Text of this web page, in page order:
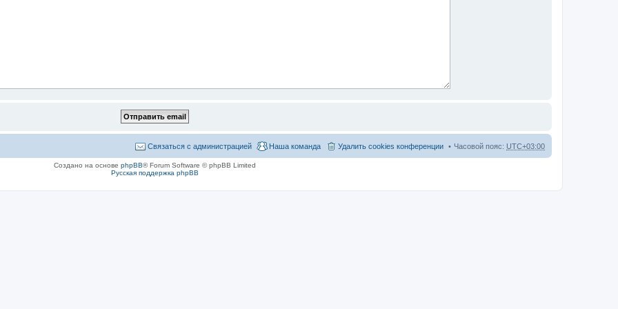
Часовой пояс: UTC+03:00
Удалить cookies конференции
Наша команда
Связаться с администрацией
Создано на основе phpBB® Forum Software © phpBB Limited
Русская поддержка phpBB